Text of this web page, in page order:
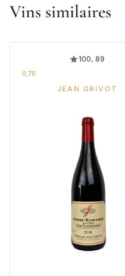
Vins similaires
100, 89
0,75
JEAN GRIVOT